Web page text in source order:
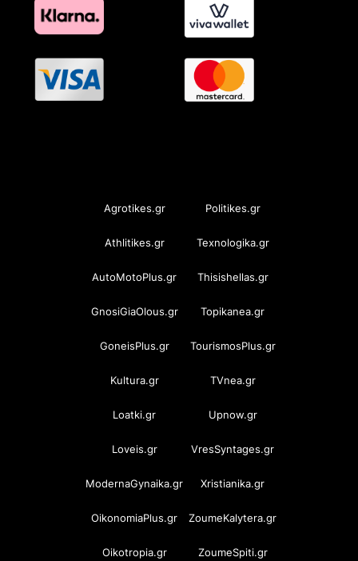
Agrotikes.gr Politikes.gr
Athlitikes.gr Texnologika.gr
AutoMotoPlus.gr Thisishellas.gr
GnosiGiaOlous.gr Topikanea.gr
GoneisPlus.gr TourismosPlus.gr
Kultura.gr TVnea.gr
Loatki.gr Upnow.gr
Loveis.gr VresSyntages.gr
ModernaGynaika.gr Xristianika.gr
OikonomiaPlus.gr ZoumeKalytera.gr
Oikotropia.gr ZoumeSpiti.gr